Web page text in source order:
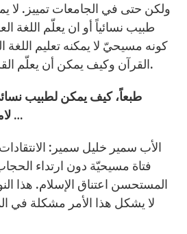
ولكن حتى في الجامعات تمييز.
طبيب نسائياً أو ان يعلّم اللغة
كونه مسيحيّ لا يمكنه تعليم اللغة
القرآن وكيف يمكن أن يعلّم القرآن إذا كان غير مسلم.
…
الأب سمير خليل سمير:
فتاة مسيحيّة دون ارتداء
المستحسن اعتناق الإسلام. هذا
لا يشكل هذا الأمر مشكلة في